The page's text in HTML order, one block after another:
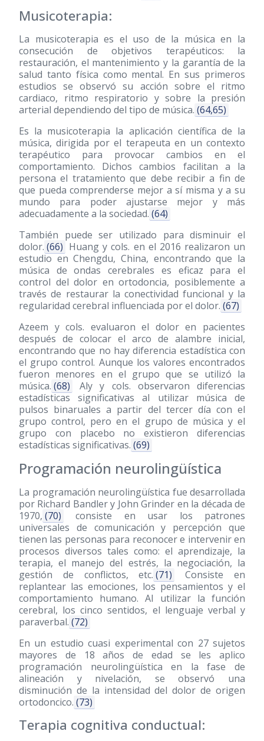
Musicoterapia:
La musicoterapia es el uso de la música en la
consecución de objetivos terapéuticos: la
restauración, el mantenimiento y la garantía de la
salud tanto física como mental. En sus primeros
estudios se observó su acción sobre el ritmo
cardiaco, ritmo respiratorio y sobre la presión
arterial dependiendo del tipo de música. (64,65)
Es la musicoterapia la aplicación científica de la
música, dirigida por el terapeuta en un contexto
terapéutico para provocar cambios en el
comportamiento. Dichos cambios facilitan a la
persona el tratamiento que debe recibir a fin de
que pueda comprenderse mejor a sí misma y a su
mundo para poder ajustarse mejor y más
adecuadamente a la sociedad. (64)
También puede ser utilizado para disminuir el
dolor. (66) Huang y cols. en el 2016 realizaron un
estudio en Chengdu, China, encontrando que la
música de ondas cerebrales es eficaz para el
control del dolor en ortodoncia, posiblemente a
través de restaurar la conectividad funcional y la
regularidad cerebral influenciada por el dolor. (67)
Azeem y cols. evaluaron el dolor en pacientes
después de colocar el arco de alambre inicial,
encontrando que no hay diferencia estadística con
el grupo control. Aunque los valores encontrados
fueron menores en el grupo que se utilizó la
música. (68)
Aly y cols. observaron diferencias
estadísticas significativas al utilizar música de
pulsos binaruales a partir del tercer día con el
grupo control, pero en el grupo de música y el
grupo con placebo no existieron diferencias
estadísticas significativas. (69)
Programación neurolingüística
La programación neurolingüística fue desarrollada
por Richard Bandler y John Grinder en la década de
1970, (70)
consiste en usar los patrones
universales de comunicación y percepción que
tienen las personas para reconocer e intervenir en
procesos diversos tales como: el aprendizaje, la
terapia, el manejo del estrés, la negociación, la
gestión de conflictos, etc. (71)
Consiste en
replantear las emociones, los pensamientos y el
comportamiento humano. Al utilizar la función
cerebral, los cinco sentidos, el lenguaje verbal y
paraverbal. (72)
En un estudio cuasi experimental con 27 sujetos
mayores de 18 años de edad se les aplico
programación neurolingüística en la fase de
alineación y nivelación, se observó una
disminución de la intensidad del dolor de origen
ortodoncico. (73)
Terapia cognitiva conductual: